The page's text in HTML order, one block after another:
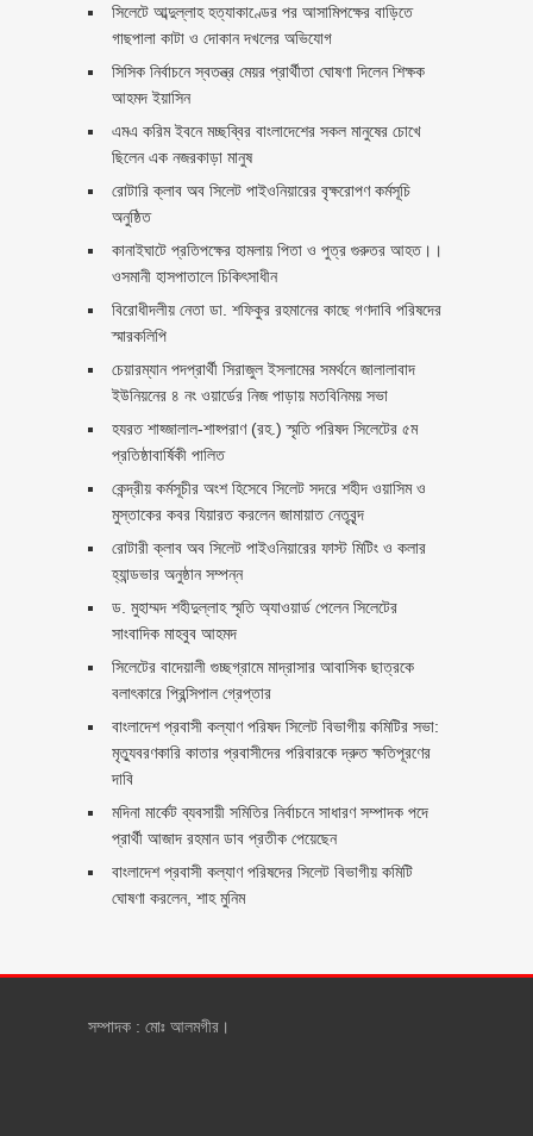
সিলেটে আব্দুল্লাহ হত্যাকাণ্ডের পর আসামিপক্ষের বাড়িতে
গাছপালা কাটা ও দোকান দখলের অভিযোগ
সিসিক নির্বাচনে স্বতন্ত্র মেয়র প্রার্থীতা ঘোষণা দিলেন শিক্ষক
আহমদ ইয়াসিন
এমএ করিম ইবনে মচ্ছব্বির বাংলাদেশের সকল মানুষের চোখে
ছিলেন এক নজরকাড়া মানুষ ‎
রোটারি ক্লাব অব সিলেট পাইওনিয়ারের বৃক্ষরোপণ কর্মসূচি
অনুষ্ঠিত
কানাইঘাটে প্রতিপক্ষের হামলায় পিতা ও পুত্র গুরুতর আহত।।
ওসমানী হাসপাতালে চিকিৎসাধীন
বিরোধীদলীয় নেতা ডা. শফিকুর রহমানের কাছে গণদাবি পরিষদের
স্মারকলিপি ‎
চেয়ারম্যান পদপ্রার্থী সিরাজুল ইসলামের সমর্থনে জালালাবাদ
ইউনিয়নের ৪ নং ওয়ার্ডের নিজ পাড়ায় মতবিনিময় সভা
হযরত শাহ্জালাল-শাহ্পরাণ (রহ.) স্মৃতি পরিষদ সিলেটের ৫ম
প্রতিষ্ঠাবার্ষিকী পালিত ‎​
কেন্দ্রীয় কর্মসূচীর অংশ হিসেবে সিলেট সদরে শহীদ ওয়াসিম ও
মুস্তাকের কবর যিয়ারত করলেন জামায়াত নেতৃবৃন্দ ‎
রোটারী ক্লাব অব সিলেট পাইওনিয়ারের ফাস্ট মিটিং ও কলার
হ্যান্ডভার অনুষ্ঠান সম্পন্ন
ড. মুহাম্মদ শহীদুল্লাহ স্মৃতি অ্যাওয়ার্ড পেলেন সিলেটের
সাংবাদিক মাহবুব আহমদ
সিলেটের বাদেয়ালী গুচ্ছগ্রামে মাদ্রাসার আবাসিক ছাত্রকে
বলাৎকারে প্রিন্সিপাল গ্রেপ্তার ‎
বাংলাদেশ প্রবাসী কল্যাণ পরিষদ সিলেট বিভাগীয় কমিটির সভা:
মৃত্যুবরণকারি কাতার প্রবাসীদের পরিবারকে দ্রুত ক্ষতিপূরণের
দাবি
মদিনা মার্কেট ব্যবসায়ী সমিতির নির্বাচনে সাধারণ সম্পাদক পদে
প্রার্থী আজাদ রহমান ডাব প্রতীক পেয়েছেন ‎
‎বাংলাদেশ প্রবাসী কল্যাণ পরিষদের সিলেট বিভাগীয় কমিটি
ঘোষণা করলেন, শাহ মুনিম
সম্পাদক : মোঃ আলমগীর।